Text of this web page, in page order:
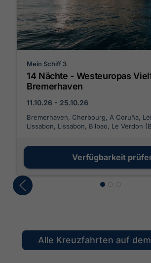
Mein Schiff 3
14 Nächte - Westeuropas
Bremerhaven
11.10.26 - 25.10.26
Bremerhaven, Cherbourg, A Coruña,
Lissabon, Lissabon, Bilbao, Le Verdon
Verfügbarkeit
Alle Kreuzfahrten auf